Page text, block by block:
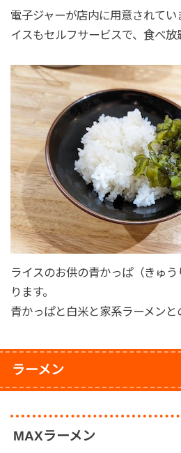
電子ジャーが店内に用意されて
イスもセルフサービスで、食べ放
ライスのお供の青かっぱ（きゅ
ります。
青かっぱと白米と家系ラーメンと
ラーメン
MAXラーメン